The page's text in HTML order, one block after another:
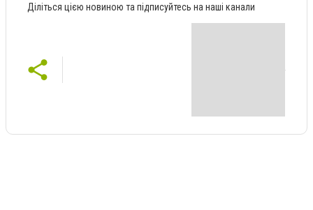
Діліться цією новиною та підписуйтесь на наші канали